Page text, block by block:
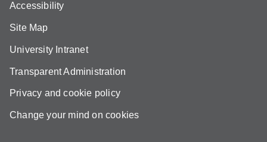
Accessibility
Site Map
University Intranet
Transparent Administration
Privacy and cookie policy
Change your mind on cookies